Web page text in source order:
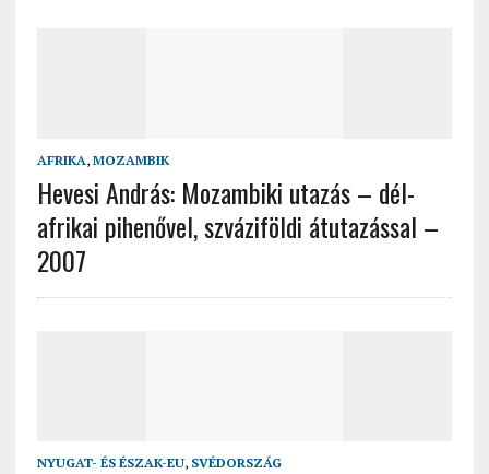
AFRIKA, MOZAMBIK
Hevesi András: Mozambiki utazás – dél-
afrikai pihenővel, szváziföldi átutazással –
2007
NYUGAT- ÉS ÉSZAK-EU, SVÉDORSZÁG